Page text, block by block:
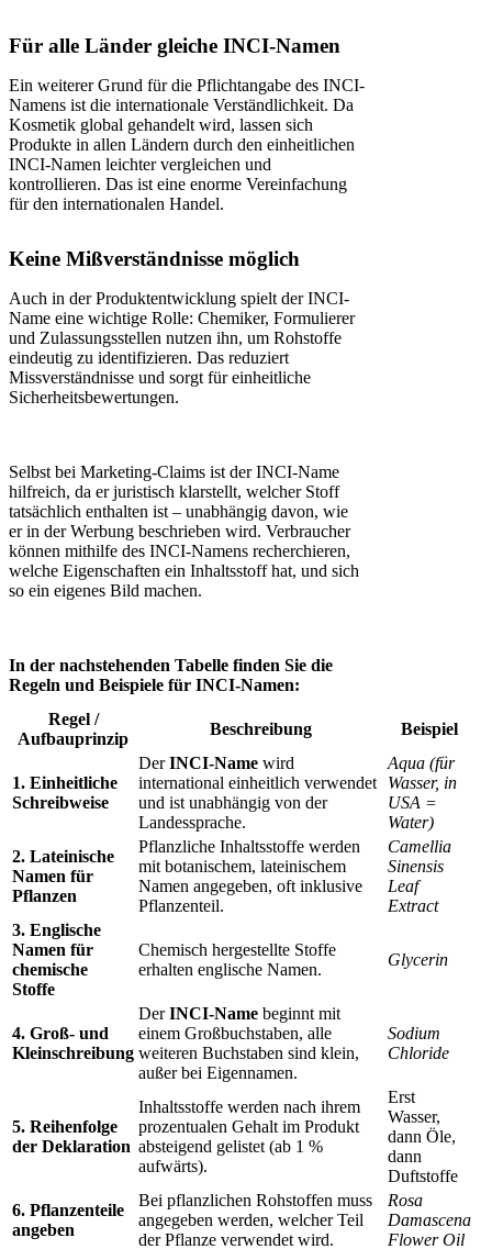
Für alle Länder gleiche INCI-Namen
Ein weiterer Grund für die Pflichtangabe des INCI-
Namens ist die internationale Verständlichkeit. Da
Kosmetik global gehandelt wird, lassen sich
Produkte in allen Ländern durch den einheitlichen
INCI-Namen leichter vergleichen und
kontrollieren. Das ist eine enorme Vereinfachung
für den internationalen Handel.
Keine Mißverständnisse möglich
Auch in der Produktentwicklung spielt der INCI-
Name eine wichtige Rolle: Chemiker, Formulierer
und Zulassungsstellen nutzen ihn, um Rohstoffe
eindeutig zu identifizieren. Das reduziert
Missverständnisse und sorgt für einheitliche
Sicherheitsbewertungen.
Selbst bei Marketing-Claims ist der INCI-Name
hilfreich, da er juristisch klarstellt, welcher Stoff
tatsächlich enthalten ist – unabhängig davon, wie
er in der Werbung beschrieben wird. Verbraucher
können mithilfe des INCI-Namens recherchieren,
welche Eigenschaften ein Inhaltsstoff hat, und sich
so ein eigenes Bild machen.
In der nachstehenden Tabelle finden Sie die
Regeln und Beispiele für INCI-Namen:
Regel /
Aufbauprinzip
Beschreibung Beispiel
1. Einheitliche
Schreibweise
DerINCI-Name wird
international einheitlich verwendet
und ist unabhängig von der
Landessprache.
Aqua (für
Wasser, in
USA =
Water)
2. Lateinische
Namen für
Pflanzen
Pflanzliche Inhaltsstoffe werden
mit botanischem, lateinischem
Namen angegeben, oft inklusive
Pflanzenteil.
Camellia
Sinensis
Leaf
Extract
3. Englische
Namen für
chemische
Stoffe
Chemisch hergestellte Stoffe
erhalten englische Namen.
Glycerin
4. Groß- und
Kleinschreibung
DerINCI-Name beginnt mit
einem Großbuchstaben, alle
weiteren Buchstaben sind klein,
außer bei Eigennamen.
Sodium
Chloride
5. Reihenfolge
der Deklaration
Inhaltsstoffe werden nach ihrem
prozentualen Gehalt im Produkt
absteigend gelistet (ab 1 %
aufwärts).
Erst
Wasser,
dann Öle,
dann
Duftstoffe
6. Pflanzenteile
angeben
Bei pflanzlichen Rohstoffen muss
angegeben werden, welcher Teil
der Pflanze verwendet wird.
Rosa
Damascena
Flower Oil